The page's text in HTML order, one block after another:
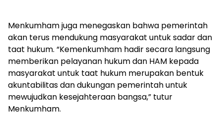
Menkumham juga menegaskan bahwa pemerintah
akan terus mendukung masyarakat untuk sadar dan
taat hukum. “Kemenkumham hadir secara langsung
memberikan pelayanan hukum dan HAM kepada
masyarakat untuk taat hukum merupakan bentuk
akuntabilitas dan dukungan pemerintah untuk
mewujudkan kesejahteraan bangsa,” tutur
Menkumham.